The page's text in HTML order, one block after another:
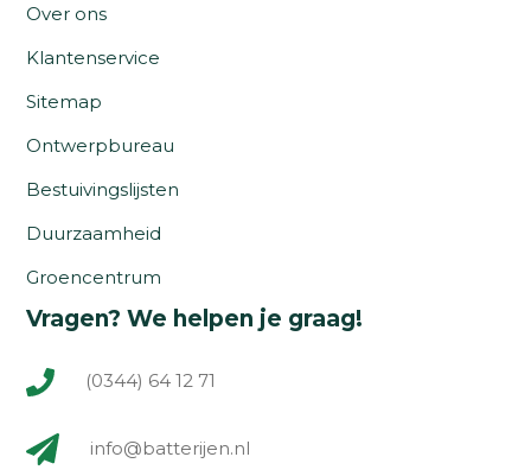
Over ons
Klantenservice
Sitemap
Ontwerpbureau
Bestuivingslijsten
Duurzaamheid
Groencentrum
Vragen? We helpen je graag!
(0344) 64 12 71
info@batterijen.nl